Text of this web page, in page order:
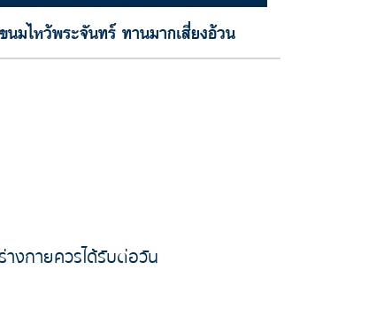
ขนมไหว้พระจันทร์ ทานมากเสี่ยงอ้วน
างกายควรได้รับต่อวัน